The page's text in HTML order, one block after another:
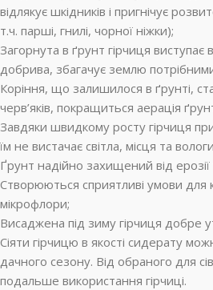
відлякує шкідників і пригнічує
т.ч. парші, гнилі, чорної ніжки);
Загорнута в ґрунт гірчиця виступає
добрива, збагачує землю
Коріння, що залишилося в ґрунті,
черв’яків, покращиться аерація
Завдяки швидкому росту гірчиця
їм не вистачає світла, місця та
Ґрунт надійно захищений від
Створюються сприятливі умови для
мікрофлори;
Висаджена під зиму гірчиця добре
Сіяти гірчицю в якості сидерату
дачного сезону. Від обраного для
подальше використання гірчиці.